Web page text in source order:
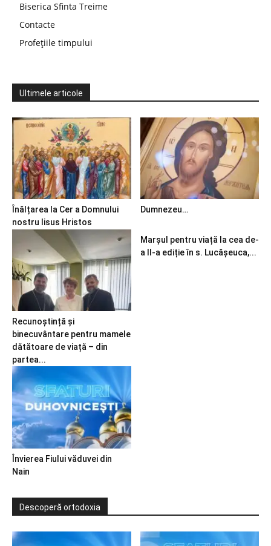
Biserica Sfinta Treime
Contacte
Profețiile timpului
Ultimele articole
Înălțarea la Cer a Domnului
nostru Iisus Hristos
Dumnezeu…
Recunoștință și
binecuvântare pentru mamele
dătătoare de viață – din
partea...
Marșul pentru viață la cea de-
a II-a ediție în s. Lucășeuca,...
Învierea Fiului văduvei din
Nain
Descoperă ortodoxia